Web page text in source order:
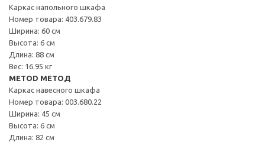
Каркас напольного шкафа
Номер товара: 403.679.83
Ширина: 60 см
Высота: 6 см
Длина: 88 см
Вес: 16.95 кг
METOD МЕТОД
Каркас навесного шкафа
Номер товара: 003.680.22
Ширина: 45 см
Высота: 6 см
Длина: 82 см